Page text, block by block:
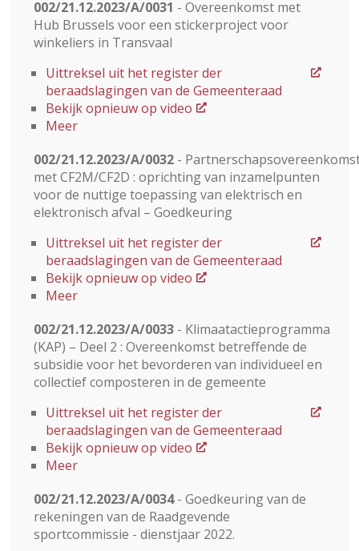
002/21.12.2023/A/0031 - Overeenkomst met
Hub Brussels voor een stickerproject voor
winkeliers in Transvaal
Uittreksel uit het register der
beraadslagingen van de Gemeenteraad
Bekijk opnieuw op video
Meer
002/21.12.2023/A/0032 -
met CF2M/CF2D : oprichting van inzamelpunten
voor de nuttige toepassing van elektrisch en
elektronisch afval – Goedkeuring
Uittreksel uit het register der
beraadslagingen van de Gemeenteraad
Bekijk opnieuw op video
Meer
002/21.12.2023/A/0033 - Klimaatactieprogramma
(KAP) – Deel 2 : Overeenkomst betreffende de
subsidie voor het bevorderen van individueel en
collectief composteren in de gemeente
Uittreksel uit het register der
beraadslagingen van de Gemeenteraad
Bekijk opnieuw op video
Meer
002/21.12.2023/A/0034- Goedkeuring van de
rekeningen van de Raadgevende
sportcommissie - dienstjaar 2022.